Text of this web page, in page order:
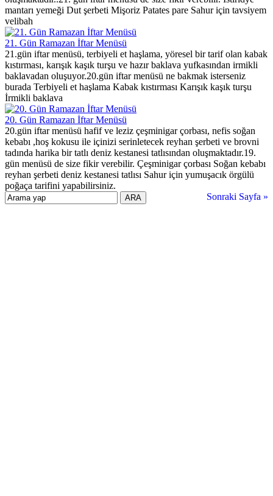
mantarı yemeği Dut şerbeti Mişoriz Patates pare Sahur için tavsiyem
velibah
21. Gün Ramazan İftar Menüsü
21.gün iftar menüsü, terbiyeli et haşlama, yöresel bir tarif olan kabak
kıstırması, karışık kaşık turşu ve hazır baklava yufkasından irmikli
baklavadan oluşuyor.20.gün iftar menüsü ne bakmak isterseniz
burada Terbiyeli et haşlama Kabak kıstırması Karışık kaşık turşu
İrmikli baklava
20. Gün Ramazan İftar Menüsü
20.gün iftar menüsü hafif ve leziz çeşminigar çorbası, nefis soğan
kebabı ,hoş kokusu ile içinizi serinletecek reyhan şerbeti ve brovni
tadında harika bir tatlı deniz kestanesi tatlısından oluşmaktadır.19.
gün menüsü de size fikir verebilir. Çeşminigar çorbası Soğan kebabı
reyhan şerbeti deniz kestanesi tatlısı Sahur için yumuşacık örgülü
poğaça tarifini yapabilirsiniz.
Sonraki Sayfa »